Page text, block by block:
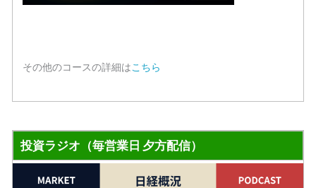
その他のコースの詳細はこちら
投資ラジオ（毎営業日 夕方配信）